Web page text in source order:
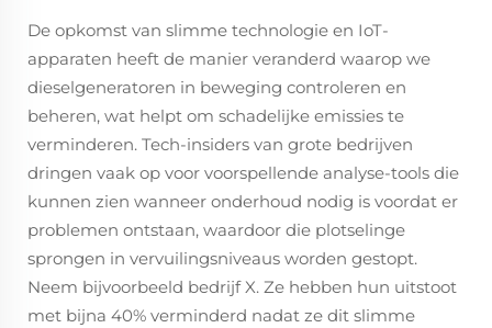
De opkomst van slimme technologie en IoT-
apparaten heeft de manier veranderd waarop we
dieselgeneratoren in beweging controleren en
beheren, wat helpt om schadelijke emissies te
verminderen. Tech-insiders van grote bedrijven
dringen vaak op voor voorspellende analyse-tools die
kunnen zien wanneer onderhoud nodig is voordat er
problemen ontstaan, waardoor die plotselinge
sprongen in vervuilingsniveaus worden gestopt.
Neem bijvoorbeeld bedrijf X. Ze hebben hun uitstoot
met bijna 40% verminderd nadat ze dit slimme